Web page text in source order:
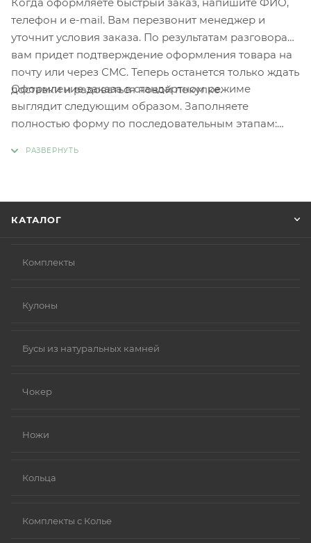
телефон и e-mail. Вам перезвонит менеджер и
уточнит условия заказа. По результатам разговора
вам придет подтверждение оформления товара на
почту или через СМС. Теперь останется только ждать
доставки и радоваться новой покупке.
Оформление заказа в стандартном режиме
выглядит следующим образом. Заполняете
полностью форму по последовательным этапам:
КАТАЛОГ
Комплекты
Кулоны
Бусы из натуральных камней
Чокер
Ножи
Кольца
Комплекты с Колье